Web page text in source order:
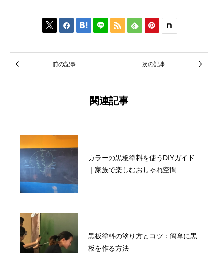
     
 前の記事 次の記事 
関連記事
カラーの黒板塗料を使うDIYガイド
｜家族で楽しむおしゃれ空間
黒板塗料の塗り方とコツ：簡単に黒
板を作る方法